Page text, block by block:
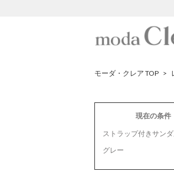
モーダ・クレア TOP >
現在の条件
ストラップ付きサン
グレー